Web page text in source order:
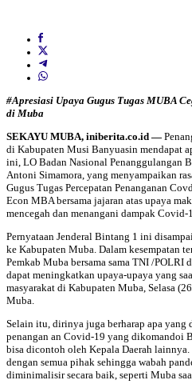
#Apresiasi Upaya Gugus Tugas MUBA
di Muba
SEKAYU MUBA, iniberita.co.id —
di Kabupaten Musi Banyuasin mendapat
ini, LO Badan Nasional Penanggulangan
Antoni Simamora, yang menyampaikan
Gugus Tugas Percepatan Penanganan
Econ MBA bersama jajaran atas upaya
mencegah dan menangani dampak
Pernyataan Jenderal Bintang 1 ini
ke Kabupaten Muba. Dalam kesempatan
Pemkab Muba bersama sama TNI /POLRI
dapat meningkatkan upaya-upaya yang
masyarakat di Kabupaten Muba, Selasa
Muba.
Selain itu, dirinya juga berharap apa yang
penangan an Covid-19 yang dikomandoi
bisa dicontoh oleh Kepala Daerah
dengan semua pihak sehingga wabah
diminimalisir secara baik, seperti Muba